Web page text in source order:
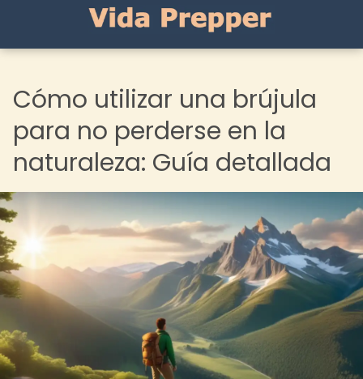
Cómo utilizar una brújula
para no perderse en la
naturaleza: Guía detallada